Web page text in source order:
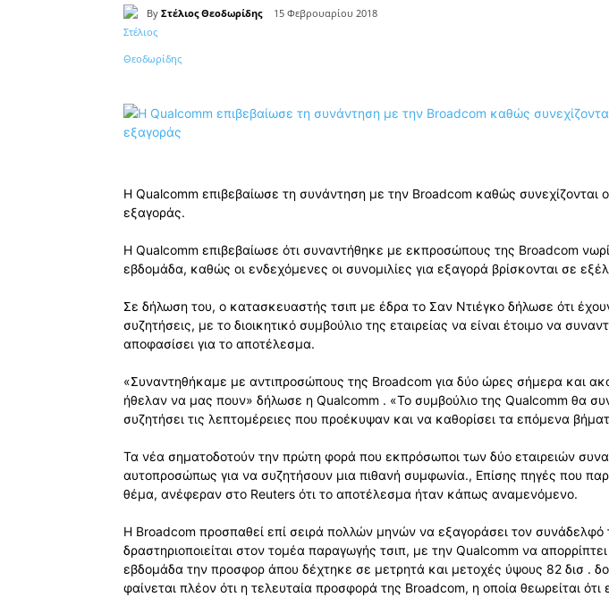
By Στέλιος Θεοδωρίδης 15 Φεβρουαρίου 2018
Κοινοποίηση
Η Qualcomm επιβεβαίωσε τη συνάντηση με την Broadcom καθώς συνεχίζονται
εξαγοράς.
Η Qualcomm επιβεβαίωσε ότι συναντήθηκε με εκπροσώπους της Broadcom
εβδομάδα, καθώς οι ενδεχόμενες οι συνομιλίες για εξαγορά βρίσκονται σε
Σε δήλωση του, ο κατασκευαστής τσιπ με έδρα το Σαν Ντιέγκο δήλωσε ότι
συζητήσεις, με το διοικητικό συμβούλιο της εταιρείας να είναι έτοιμο να
αποφασίσει για το αποτέλεσμα.
«Συναντηθήκαμε με αντιπροσώπους της Broadcom για δύο ώρες σήμερα και
ήθελαν να μας πουν» δήλωσε η Qualcomm . «Το συμβούλιο της Qualcomm θα
συζητήσει τις λεπτομέρειες που προέκυψαν και να καθορίσει τα επόμενα
Τα νέα σηματοδοτούν την πρώτη φορά που εκπρόσωποι των δύο εταιρειών
αυτοπροσώπως για να συζητήσουν μια πιθανή συμφωνία., Επίσης πηγές που
θέμα, ανέφεραν στο Reuters ότι το αποτέλεσμα ήταν κάπως αναμενόμενο.
Η Broadcom προσπαθεί επί σειρά πολλών μηνών να εξαγοράσει τον συνάδελφό
δραστηριοποιείται στον τομέα παραγωγής τσιπ, με την Qualcomm να
εβδομάδα την προσφορ άπου δέχτηκε σε μετρητά και μετοχές ύψους 82 δισ .
φαίνεται πλέον ότι η τελευταία προσφορά της Broadcom, η οποία θεωρείται ότι